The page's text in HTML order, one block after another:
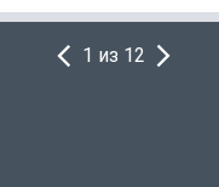
1 из 12